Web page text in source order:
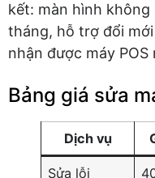
kết: màn hình
tháng, hỗ trợ đổi
nhận được máy
Bảng giá sửa
Dịch vụ
Sửa lỗi